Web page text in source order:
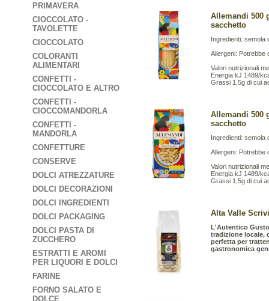
PRIMAVERA
CIOCCOLATO -
TAVOLETTE
CIOCCOLATO
COLORANTI
ALIMENTARI
CONFETTI -
CIOCCOLATO E ALTRO
CONFETTI -
CIOCCOMANDORLA
CONFETTI -
MANDORLA
CONFETTURE
CONSERVE
DOLCI ATREZZATURE
DOLCI DECORAZIONI
DOLCI INGREDIENTI
DOLCI PACKAGING
DOLCI PASTA DI
ZUCCHERO
ESTRATTI E AROMI
PER LIQUORI E DOLCI
FARINE
FORNO SALATO E
DOLCE
Allemandi 500
sacchetto
Ingredienti: semola
Allergeni: Potrebbe
Valori nutrizionali
Energia kJ 1489/
Grassi 1,5g di cui
Allemandi 500
sacchetto
Ingredienti: semola
Allergeni: Potrebbe
Valori nutrizionali
Energia kJ 1489/
Grassi 1,5g di cui
Alta Valle
L'Autentico
tradizione locale,
perfetta per
gastronomica